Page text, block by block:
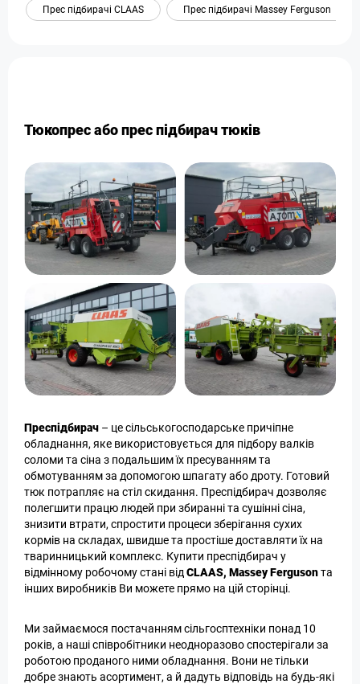
Прес підбирачі CLAAS Прес підбирачі Massey Ferguson
Тюкопрес або прес підбирач тюків
Преспідбирач – це сільськогосподарське причіпне
обладнання, яке використовується для підбору валків
соломи та сіна з подальшим їх пресуванням та
обмотуванням за допомогою шпагату або дроту. Готовий
тюк потрапляє на стіл скидання. Преспідбирач дозволяє
полегшити працю людей при збиранні та сушінні сіна,
знизити втрати, спростити процеси зберігання сухих
кормів на складах, швидше та простіше доставляти їх на
тваринницький комплекс. Купити преспідбирач у
відмінному робочому стані від СLAAS, Massey Fergusonта
інших виробників Ви можете прямо на цій сторінці.
Ми займаємося постачанням сільгосптехніки понад 10
років, а наші співробітники неодноразово спостерігали за
роботою проданого ними обладнання. Вони не тільки
добре знають асортимент, а й дадуть відповідь на будь-які